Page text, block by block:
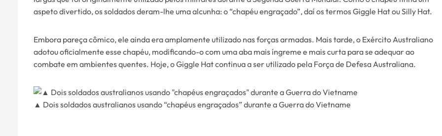
aspeto divertido, os soldados deram-lhe uma alcunha: o “chapéu engraçado”, daí os termos Giggle Hat ou Silly Hat.
Embora pareça cômico, ele ainda era amplamente utilizado nas forças armadas. Mais tarde, o Exército Australiano
adotou oficialmente esse chapéu, modificando-o com uma aba mais íngreme e mais curta para se adequar ao
combate em ambientes quentes. Hoje, o Giggle Hat continua a ser utilizado pela Força de Defesa Australiana.
▲ Dois soldados australianos usando “chapéus engraçados” durante a Guerra do Vietname